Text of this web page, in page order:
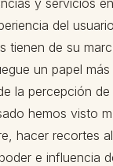
y servicios
del
tienen de su
un papel
la percepción
hemos visto
hacer recortes
e influencia